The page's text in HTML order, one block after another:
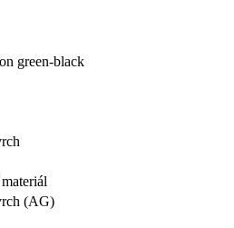
green-black
(AG)